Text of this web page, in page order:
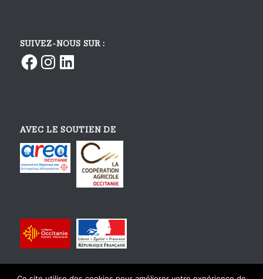
SUIVEZ-NOUS SUR :
FacebookInstagram
LinkedIn
AVEC LE SOUTIEN DE